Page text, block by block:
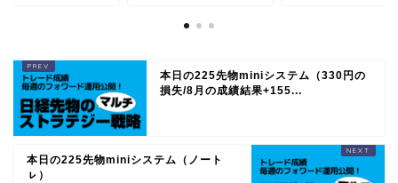
本日の225先物miniシステム（330円の
損失/8月の成績結果+155...
本日の225先物miniシステム（ノート
ㇾ）